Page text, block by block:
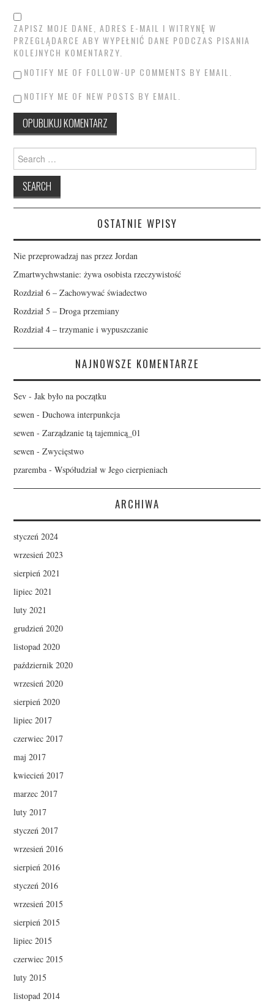
ZAPISZ MOJE DANE, ADRES E-MAIL I WITRYNĘ W
PRZEGLĄDARCE ABY WYPEŁNIĆ DANE PODCZAS PISANIA
KOLEJNYCH KOMENTARZY.
NOTIFY ME OF FOLLOW-UP COMMENTS BY EMAIL.
NOTIFY ME OF NEW POSTS BY EMAIL.
Search
for:
OSTATNIE WPISY
Nie przeprowadzaj nas przez Jordan
Zmartwychwstanie: żywa osobista rzeczywistość
Rozdział 6 – Zachowywać świadectwo
Rozdział 5 – Droga przemiany
Rozdział 4 – trzymanie i wypuszczanie
NAJNOWSZE KOMENTARZE
Sev -Jak było na początku
sewen -Duchowa interpunkcja
sewen -Zarządzanie tą tajemnicą_01
sewen -Zwycięstwo
pzaremba -Współudział w Jego cierpieniach
ARCHIWA
styczeń 2024
wrzesień 2023
sierpień 2021
lipiec 2021
luty 2021
grudzień 2020
listopad 2020
październik 2020
wrzesień 2020
sierpień 2020
lipiec 2017
czerwiec 2017
maj 2017
kwiecień 2017
marzec 2017
luty 2017
styczeń 2017
wrzesień 2016
sierpień 2016
styczeń 2016
wrzesień 2015
sierpień 2015
lipiec 2015
czerwiec 2015
luty 2015
listopad 2014